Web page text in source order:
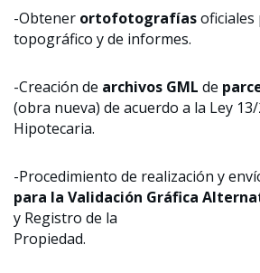
-Obtener ortofotografíasoficiales
topográfico y de informes.
-Creación de archivos GML de
(obra nueva) de acuerdo a la Ley
Hipotecaria.
-Procedimiento de realización y
para la Validación Gráfica
y Registro de la
Propiedad.